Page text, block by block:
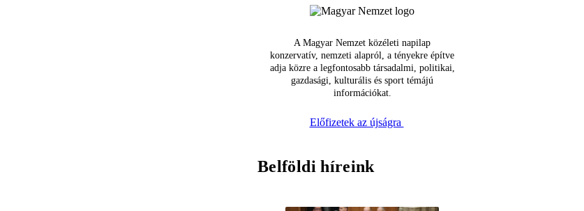
A Magyar Nemzet közéleti napilap
konzervatív, nemzeti alapról, a tényekre építve
adja közre a legfontosabb társadalmi, politikai,
gazdasági, kulturális és sport témájú
információkat.
Előfizetek az újságra
Belföldi híreink